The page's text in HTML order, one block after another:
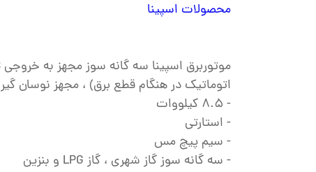
محصولات اسپینا
اتوماتیک در هنگام قطع برق) ، مجهز نوسان گیر
- ۸.۵ کیلووات
- استارتی
- سیم پیچ مس
- سه گانه سوز گاز شهری ، گاز LPG و بنزین